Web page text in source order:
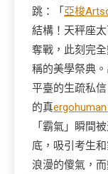
跳：「 亞梭
結構！天秤座
奪戰，此刻完
稱的美學祭典
平臺的生疏私
的真ergohuman
「霸氣」瞬間
底，吸引考生和
浪漫的傻氣，